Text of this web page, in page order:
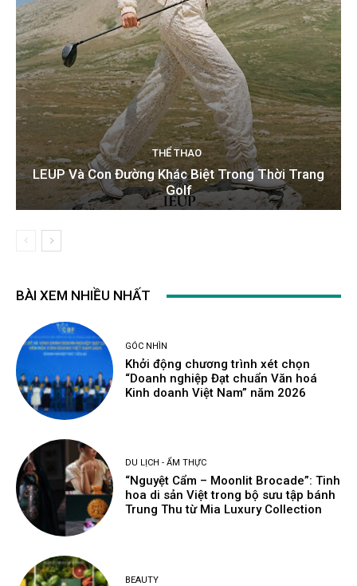
THỂ THAO
LEUP Và Con Đường Khác Biệt Trong Thời Trang
Golf
BÀI XEM NHIỀU NHẤT
GÓC NHÌN
Khởi động chương trình xét chọn
“Doanh nghiệp Đạt chuẩn Văn hoá
Kinh doanh Việt Nam” năm 2026
DU LỊCH - ẨM THỰC
“Nguyệt Cẩm – Moonlit Brocade”: Tinh
hoa di sản Việt trong bộ sưu tập bánh
Trung Thu từ Mia Luxury Collection
BEAUTY